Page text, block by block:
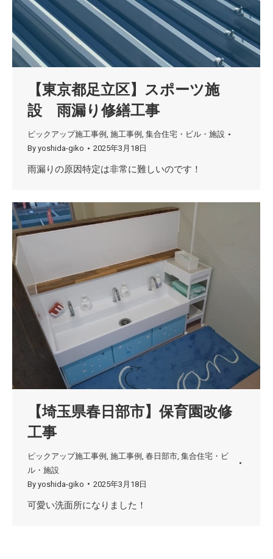
【東京都足立区】スポーツ施
設 雨漏り修繕工事
ピックアップ施工事例 , 施工事例 , 集合住宅・ビル・施設
By yoshida-giko 2025年3月18日
雨漏りの原因特定は非常に難しいのです！
【埼玉県春日部市】保育園改修
工事
ピックアップ施工事例 施工事例 春日部市 集合住宅・ビ
ル・施設
By yoshida-giko 2025年3月18日
可愛い洗面所になりました！